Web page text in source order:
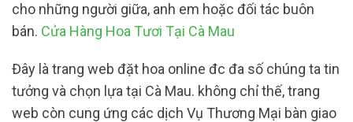
cho những người giữa, anh em hoặc đối tác buôn
bán. Cửa Hàng Hoa Tươi Tại Cà Mau
Đây là trang web đặt hoa online đc đa số chúng ta tin
tưởng và chọn lựa tại Cà Mau. không chỉ thế, trang
web còn cung ứng các dịch Vụ Thương Mại bàn giao